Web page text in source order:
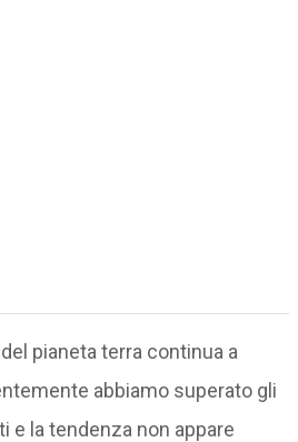
pianeta terra continua a
abbiamo superato gli
e la tendenza non appare